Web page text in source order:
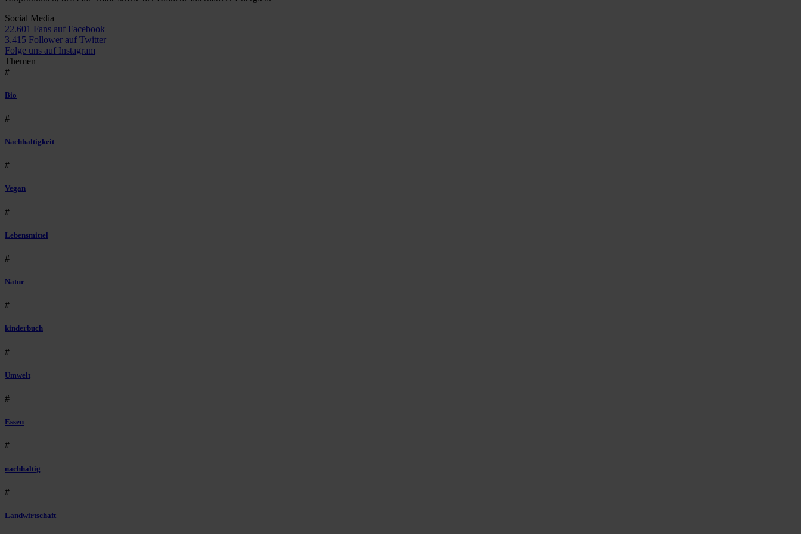
Social Media
22.601 Fans auf Facebook
3.415 Follower auf Twitter
Folge uns auf Instagram
Themen
#
Bio
#
Nachhaltigkeit
#
Vegan
#
Lebensmittel
#
Natur
#
kinderbuch
#
Umwelt
#
Essen
#
nachhaltig
#
Landwirtschaft